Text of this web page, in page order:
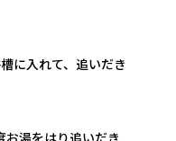
に入れて、追いだき
湯をはり追いだき